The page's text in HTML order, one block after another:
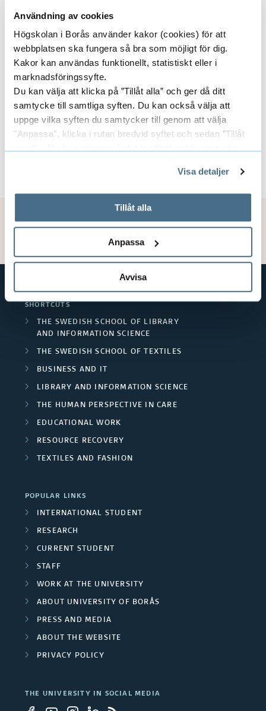
Användning av cookies
Högskolan i Borås använder kakor (cookies) för att
webbplatsen ska fungera så bra som möjligt för dig.
Kakor kan användas funktionellt, statistiskt eller i
marknadsföringssyfte.
Du kan välja att klicka på ”Tillåt alla” och ger då ditt
samtycke till samtliga syften. Du kan också välja att
uppge vilka syften du samtycker till genom att välja
"Anpassa", klicka i rutan bredvid syftet och sedan ”Tillåt
används och hur vi och våra leverantörer inhämtar och
behandlar personuppgifter.
Visa detaljer
Tillåt alla
Anpassa
Avvisa
Name*
SEND
This site is protected by reCAPTCHA and the Google Privacy Policy
andTerms of Serviceapply.
Page manager:Natalia Vargas
Updated: 2026-03-27
SHORTCUTS
THE SWEDISH SCHOOL OF LIBRARY
AND INFORMATION SCIENCE
THE SWEDISH SCHOOL OF TEXTILES
BUSINESS AND IT
LIBRARY AND INFORMATION SCIENCE
THE HUMAN PERSPECTIVE IN CARE
EDUCATIONAL WORK
RESOURCE RECOVERY
TEXTILES AND FASHION
POPULAR LINKS
INTERNATIONAL STUDENT
RESEARCH
CURRENT STUDENT
STAFF
WORK AT THE UNIVERSITY
ABOUT UNIVERSITY OF BORÅS
PRESS AND MEDIA
ABOUT THE WEBSITE
PRIVACY POLICY
THE UNIVERSITY IN SOCIAL MEDIA